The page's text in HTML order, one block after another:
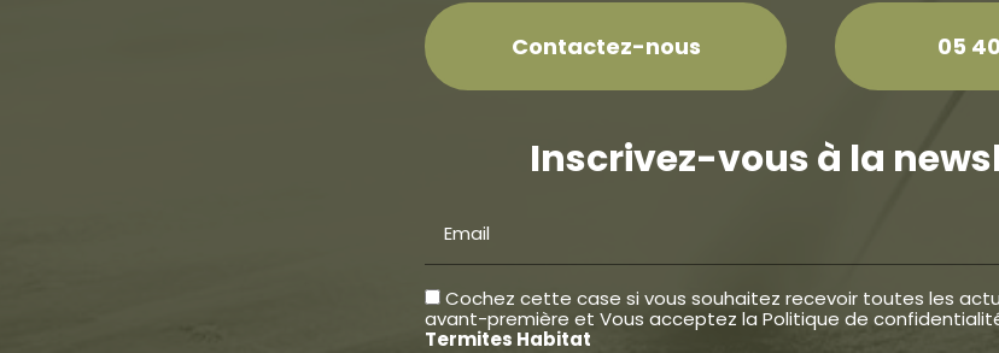
Contactez-nous 05
Inscrivez-vous à la
Email
Cochez cette case si vous souhaitez recevoir toutes les
avant-première et Vous acceptez la Politique de
Termites Habitat